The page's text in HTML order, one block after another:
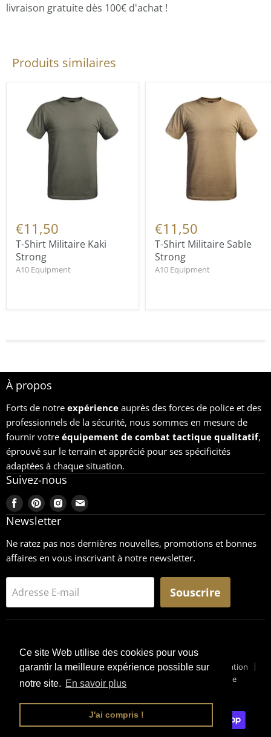
Ce site Web utilise des cookies pour vous
garantir la meilleure expérience possible sur
notre site. En savoir plus
J'ai compris !
livraison gratuite dès 100€ d'achat !
Produits similaires
€11,50
T-Shirt Militaire Kaki
Strong
A10 Equipment
€11,50
T-Shirt Militaire Sable
Strong
A10 Equipment
À propos
Forts de notre expérience auprès des forces de police et des
professionnels de la sécurité, nous sommes en mesure de
fournir votre équipement de combat tactique qualitatif,
éprouvé sur le terrain et apprécié pour ses spécificités
adaptées à chaque situation.
Suivez-nous
Trouvez-
nous
Facebook
Trouvez-
nous
Pinterest
Trouvez-
nous
Trouvez-
nous
Newsletter
Ne ratez pas nos dernières nouvelles, promotions et bonnes
affaires en vous inscrivant à notre newsletter.
Adresse E-mail Souscrire
Recherche CGU Retours
Mentions légales
Conditions générales de vente
Conditions générales d'utilisation
Pourquoi un Surplus Militaire ?
Blog Militaire